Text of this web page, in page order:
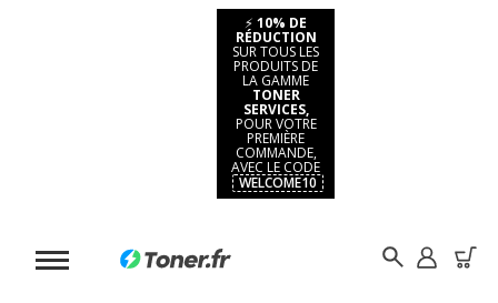
⚡ 10% DE
RÉDUCTION
SUR TOUS LES
PRODUITS DE
LA GAMME
TONER
SERVICES,
POUR VOTRE
PREMIÈRE
COMMANDE,
AVEC LE CODE
WELCOME10